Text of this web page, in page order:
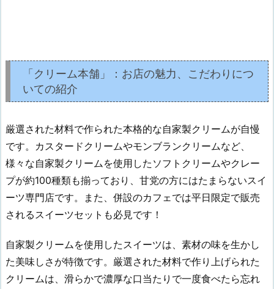
「クリーム本舗」：お店の魅力、こだわりにつ
いての紹介
厳選された材料で作られた本格的な自家製クリームが自慢
です。カスタードクリームやモンブランクリームなど、
様々な自家製クリームを使用したソフトクリームやクレー
プが約100種類も揃っており、甘党の方にはたまらないスイ
ーツ専門店です。また、併設のカフェでは平日限定で販売
されるスイーツセットも必見です！
自家製クリームを使用したスイーツは、素材の味を生かし
た美味しさが特徴です。厳選された材料で作り上げられた
クリームは、滑らかで濃厚な口当たりで一度食べたら忘れ